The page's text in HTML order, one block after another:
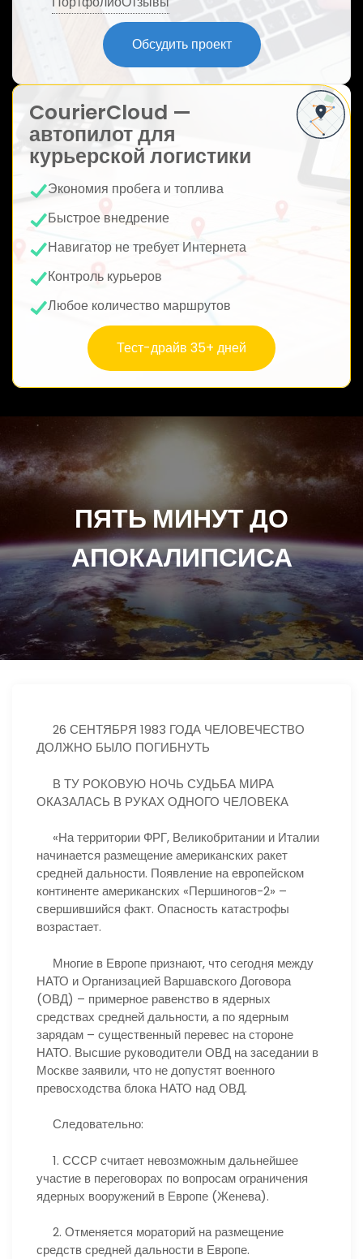
Обсудить проект
CourierCloud —
автопилот для
курьерской логистики
Экономия пробега и топлива
Быстрое внедрение
Навигатор не требует Интернета
Контроль курьеров
Любое количество маршрутов
Тест-драйв 35+ дней
ПЯТЬ МИНУТ ДО
АПОКАЛИПСИСА
26 СЕНТЯБРЯ 1983 ГОДА ЧЕЛОВЕЧЕСТВО
ДОЛЖНО БЫЛО ПОГИБНУТЬ
В ТУ РОКОВУЮ НОЧЬ СУДЬБА МИРА
ОКАЗАЛАСЬ В РУКАХ ОДНОГО ЧЕЛОВЕКА
«На территории ФРГ, Великобритании и Италии
начинается размещение американских ракет
средней дальности. Появление на европейском
континенте американских «Першиногов-2» –
свершившийся факт. Опасность катастрофы
возрастает.
Многие в Европе признают, что сегодня между
НАТО и Организацией Варшавского Договора
(ОВД) – примерное равенство в ядерных
средствах средней дальности, а по ядерным
зарядам – существенный перевес на стороне
НАТО. Высшие руководители ОВД на заседании в
Москве заявили, что не допустят военного
превосходства блока НАТО над ОВД.
Следовательно:
1. СССР считает невозможным дальнейшее
участие в переговорах по вопросам ограничения
ядерных вооружений в Европе (Женева).
2. Отменяется мораторий на размещение
средств средней дальности в Европе.